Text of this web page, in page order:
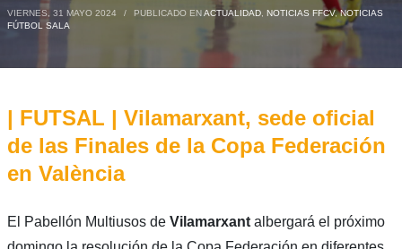
VIERNES, 31 MAYO 2024 / PUBLICADO ENACTUALIDAD, NOTICIAS FFCV,NOTICIAS
FÚTBOL SALA
| FUTSAL | Vilamarxant, sede oficial
de las Finales de la Copa Federación
en València
El Pabellón Multiusos de Vilamarxant albergará el próximo